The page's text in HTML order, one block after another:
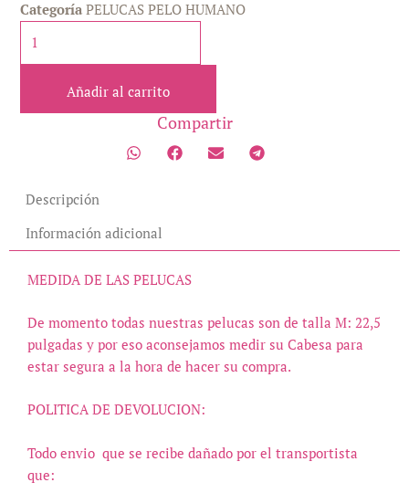
Categoría PELUCAS PELO HUMANO
(60cm)
densidad/
13x4,
Pelucas
Mujer
Pelo
Humano
Color
#27/613
Añadir al carrito
Compartir
Descripción
Información adicional
MEDIDA DE LAS PELUCAS
De momento todas nuestras pelucas son de talla M: 22,5
pulgadas y por eso aconsejamos medir su Cabesa para
estar segura a la hora de hacer su compra.
POLITICA DE DEVOLUCION:
Todo envio que se recibe dañado por el transportista
que: